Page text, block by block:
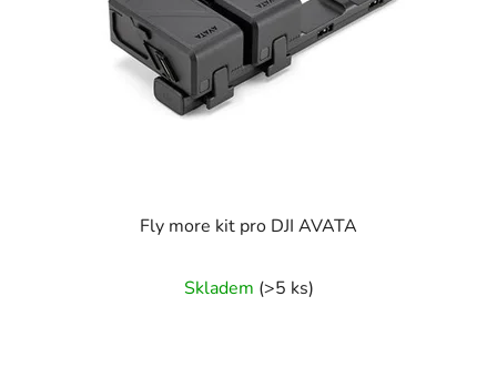
Fly more kit pro DJI AVATA
Skladem (>5 ks)